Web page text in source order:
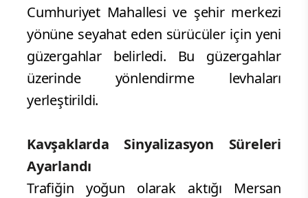
Cumhuriyet Mahallesi ve şehir merkezi
yönüne seyahat eden sürücüler için yeni
güzergahlar belirledi. Bu güzergahlar
üzerinde yönlendirme levhaları
yerleştirildi.
Kavşaklarda Sinyalizasyon Süreleri
Ayarlandı
Trafiğin yoğun olarak aktığı Mersan